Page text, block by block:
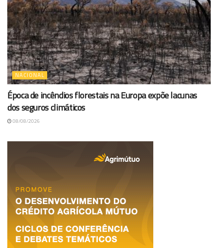
NACIONAL
Época de incêndios florestais na Europa expõe lacunas
dos seguros climáticos
08/08/2026